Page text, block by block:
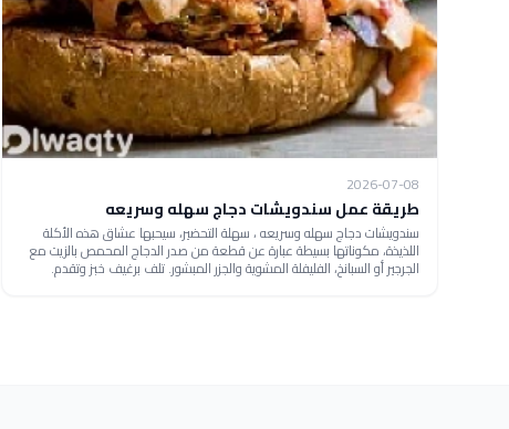
2026-07-08
طريقة عمل سندويشات دجاج سهله وسريعه
سندويشات دجاج سهله وسريعه ، سهلة التحضير، سيحبها عشاق هذه الأكلة
اللذيذة، مكوناتها بسيطة عبارة عن قطعة من صدر الدجاج المحمص بالزيت مع
الجرجير أو السبانخ، الفليفلة المشوية والجزر المبشور. تلف برغيف خبز وتقدم.